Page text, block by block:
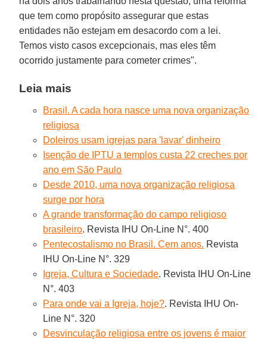
que tem como propósito assegurar que estas
entidades não estejam em desacordo com a lei.
Temos visto casos excepcionais, mas eles têm
ocorrido justamente para cometer crimes".
Leia mais
Brasil. A cada hora nasce uma nova organização
religiosa
Doleiros usam igrejas para 'lavar' dinheiro
Isenção de IPTU a templos custa 22 creches por
ano em São Paulo
Desde 2010, uma nova organização religiosa
surge por hora
A grande transformação do campo religioso
brasileiro. Revista IHU On-Line N°. 400
Pentecostalismo no Brasil. Cem anos. Revista
IHU On-Line N°. 329
Igreja, Cultura e Sociedade. Revista IHU On-Line
N°. 403
Para onde vai a Igreja, hoje?. Revista IHU On-
Line N°. 320
Desvinculação religiosa entre os jovens é maior